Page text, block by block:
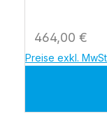
Regulärer
464,00 €
Preise exkl.